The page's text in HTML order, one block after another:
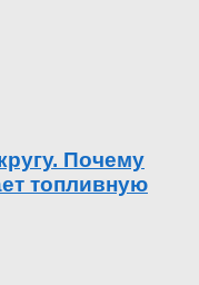
Почему
топливную